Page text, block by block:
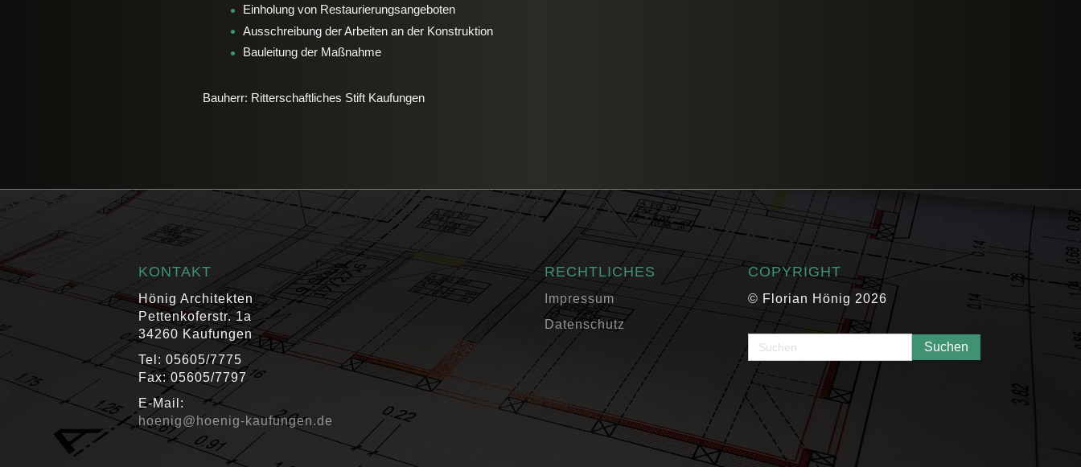
Einholung von Restaurierungsangeboten
Ausschreibung der Arbeiten an der Konstruktion
Bauleitung der Maßnahme
Bauherr: Ritterschaftliches Stift Kaufungen
KONTAKT
Hönig Architekten
Pettenkoferstr. 1a
34260 Kaufungen
Tel: 05605/7775
Fax: 05605/7797
E-Mail:
hoenig@hoenig-kaufungen.de
RECHTLICHES
Impressum
Datenschutz
COPYRIGHT
© Florian Hönig 2026